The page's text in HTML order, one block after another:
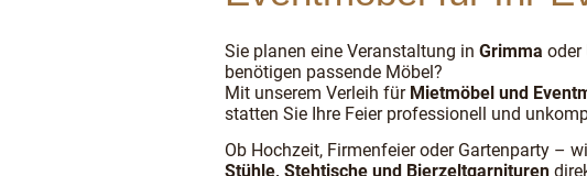
Sie planen eine Veranstaltung in Grimma oder
benötigen passende Möbel?
Mit unserem Verleih für Mietmöbel und
statten Sie Ihre Feier professionell und
Ob Hochzeit, Firmenfeier oder Gartenparty –
Stühle, Stehtische und Bierzeltgarnituren